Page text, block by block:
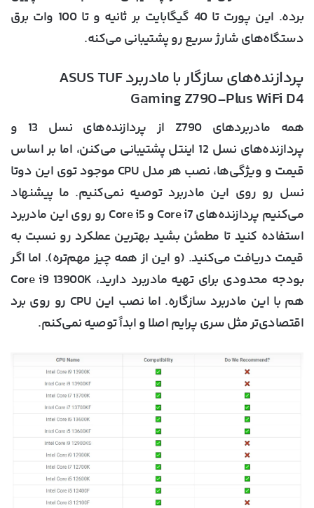
برده. این پورت تا 40 گیگابایت بر ثانیه و تا 100 وات برق
دستگاه‌های شارژ سریع رو پشتیبانی می‌کنه.
پردازنده‌های سازگار با مادربرد ASUS TUF
Gaming Z790-Plus WiFi D4
همه مادربردهای Z790 از پردازنده‌های نسل 13 و
پردازنده‌های نسل 12 اینتل پشتیبانی می‌کنن، اما بر اساس
قیمت و ویژگی‌ها، نصب هر مدل CPU موجود توی این دوتا
نسل رو روی این مادربرد توصیه نمی‌کنیم. ما پیشنهاد
می‌کنیم پردازنده‌های Core i7 و Core i5 رو روی این مادربرد
استفاده کنید تا مطمئن بشید بهترین عملکرد رو نسبت به
قیمت دریافت می‌کنید. (و این از همه چیز مهم‌تره). اما اگر
بودجه محدودی برای تهیه مادربرد دارید، Core i9 13900K
هم با این مادربرد سازگاره. اما نصب این CPU رو روی برد
اقتصادی‌تر مثل سری پرایم اصلا و ابداً توصیه نمی‌کنم.